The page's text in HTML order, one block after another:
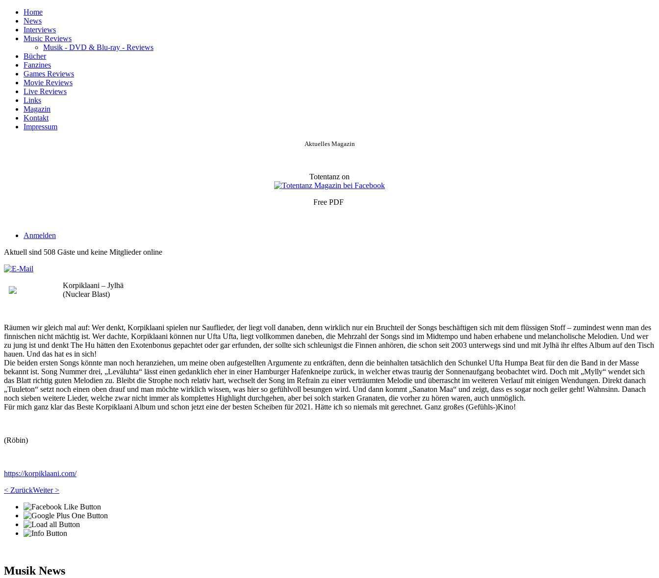
Home
News
Interviews
Music Reviews
Musik - DVD & Blu-ray - Reviews
Bücher
Fanzines
Games Reviews
Movie Reviews
Live Reviews
Links
Magazin
Kontakt
Impressum
Aktuelles Magazin
Totentanz on
Free PDF
Anmelden
Aktuell sind 508 Gäste und keine Mitglieder online
Korpiklaani – Jylhä
(Nuclear Blast)
Räumen wir gleich mal auf: Wer denkt, Korpiklaani spielen nur Sauflieder, der liegt voll danaben, denn wirklich nur ein Bruchteil der Songs beschäftigen sich mit dem flüssigen Stoff – zumindest wenn man des
finnischen nicht mächtig ist. Wer dachte, Korpiklaani können nur Ufta Ufta, liegt vollkommen daneben, die Mehrzahl der Songs sind im Midtempo und haben erhabene und melancholische Melodien. Und wer
zu jung ist und denkt The Hu hätten den Exotenbonus gepachtet oder gar erfunden, der sollte sich schleunigst die Finnen anhören, die schon seit 2003 unterwegs sind und mit Jylhä ihr elftes Album auf den Tisch
hauen. Und das hat es in sich!
Die beiden ersten Songs könnte man noch heranziehen, um meine oben aufgestellten Argumente zu entkräften, denn die beinhalten tatsächlich den Schunkel Ufta Humpa Beat für den die Band in der Masse
bekannt ist. Song Nummer drei, „Leväluhta“ lässt einen gedanklich eher in einer Hamburger Hafenkneipe zurück, in welcher etwas traurig der Sonnenaufgang beobachtet wird. Doch mit „Mylly“ wendet sich
das Blatt richtig guten Melodien zu. Bleibt die Strophe noch relativ hart, wechselt der Song im Refrain zu einer verträumten Melodie und überrascht im weiteren Verlauf mit einigen Wendungen. Direkt danach
„Tuuleton“ setzt noch einen oben drauf und man möchte wirklich wissen, was hier so gefühlvoll besungen wird. Und dann kommt „Sanaton Maa“ und zeigt, dass es sogar noch geiler geht! Wahnsinn. Danach
noch sieben weitere Lieder, welche zwar nicht immer als komplettes Highlight durchgehen, aber bei solch starken Granaten, die vorher zu hören waren, auch unmöglich.
Für mich ganz klar das Beste Korpiklaani Album und schon jetzt eine der besten Scheiben für 2021. Hätte ich so niemals mit gerechnet. Ganz großes (Gefühls-)Kino!
(Röbin)
https://korpiklaani.com/
< ZurückWeiter >
Musik News